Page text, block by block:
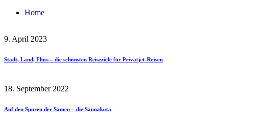
Home
9. April 2023
Stadt, Land, Fluss – die schönsten Reiseziele für Privatjet-Reisen
18. September 2022
Auf den Spuren der Samen – die Saunakota